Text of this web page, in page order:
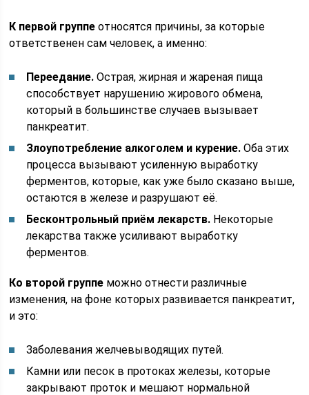
К первой группе относятся причины, за которые
ответственен сам человек, а именно:
Переедание. Острая, жирная и жареная пища
способствует нарушению жирового обмена,
который в большинстве случаев вызывает
панкреатит.
Злоупотребление алкоголем и курение. Оба этих
процесса вызывают усиленную выработку
ферментов, которые, как уже было сказано выше,
остаются в железе и разрушают её.
Бесконтрольный приём лекарств. Некоторые
лекарства также усиливают выработку
ферментов.
Ко второй группе можно отнести различные
изменения, на фоне которых развивается панкреатит,
и это:
Заболевания желчевыводящих путей.
Камни или песок в протоках железы, которые
закрывают проток и мешают нормальной